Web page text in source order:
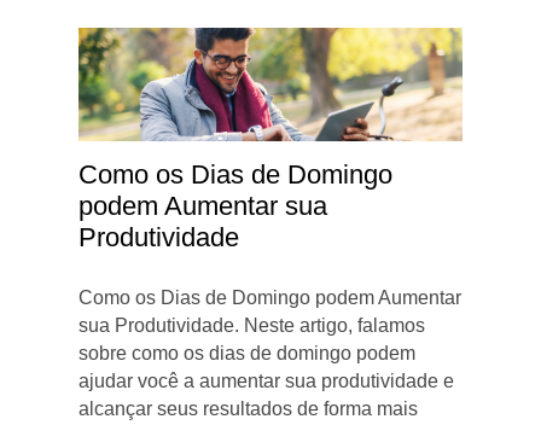
Como os Dias de Domingo
podem Aumentar sua
Produtividade
Como os Dias de Domingo podem Aumentar
sua Produtividade. Neste artigo, falamos
sobre como os dias de domingo podem
ajudar você a aumentar sua produtividade e
alcançar seus resultados de forma mais